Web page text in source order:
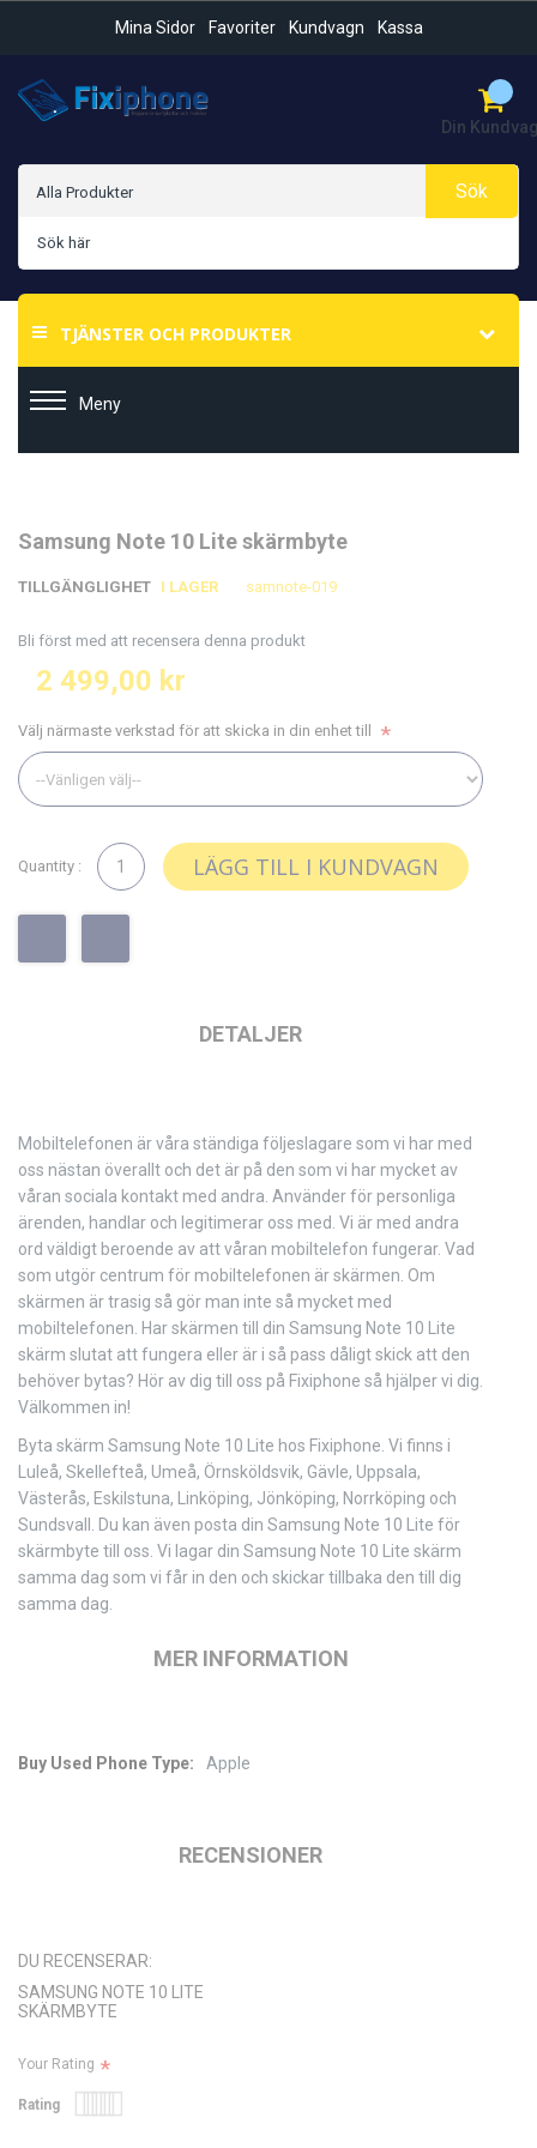
Mina Sidor Favoriter Kundvagn Kassa
Din
Sök
TJÄNSTER OCH PRODUKTER
Meny
till
av
till
av
Samsung Note 10 Lite skärmbyte
TILLGÄNGLIGHET I LAGER samnote-019
Bli först med att recensera denna produkt
2 499,00 kr
Välj närmaste verkstad för att skicka in din enhet till
Quantity : LÄGG TILL I KUNDVAGN
DETALJER
Mobiltelefonen är våra ständiga följeslagare som vi har med
oss nästan överallt och det är på den som vi har mycket av
våran sociala kontakt med andra. Använder för personliga
ärenden, handlar och legitimerar oss med. Vi är med andra
ord väldigt beroende av att våran mobiltelefon fungerar. Vad
som utgör centrum för mobiltelefonen är skärmen. Om
skärmen är trasig så gör man inte så mycket med
mobiltelefonen. Har skärmen till din Samsung Note 10 Lite
skärm slutat att fungera eller är i så pass dåligt skick att den
behöver bytas? Hör av dig till oss på Fixiphone så hjälper vi dig.
Välkommen in!
Byta skärm Samsung Note 10 Lite hos Fixiphone. Vi finns i
Luleå, Skellefteå, Umeå, Örnsköldsvik, Gävle, Uppsala,
Västerås, Eskilstuna, Linköping, Jönköping, Norrköping och
Sundsvall. Du kan även posta din Samsung Note 10 Lite för
skärmbyte till oss. Vi lagar din Samsung Note 10 Lite skärm
samma dag som vi får in den och skickar tillbaka den till dig
samma dag.
MER INFORMATION
Mer
Apple
RECENSIONER
DU RECENSERAR:
SAMSUNG NOTE 10 LITE
SKÄRMBYTE
Your Rating
Rating